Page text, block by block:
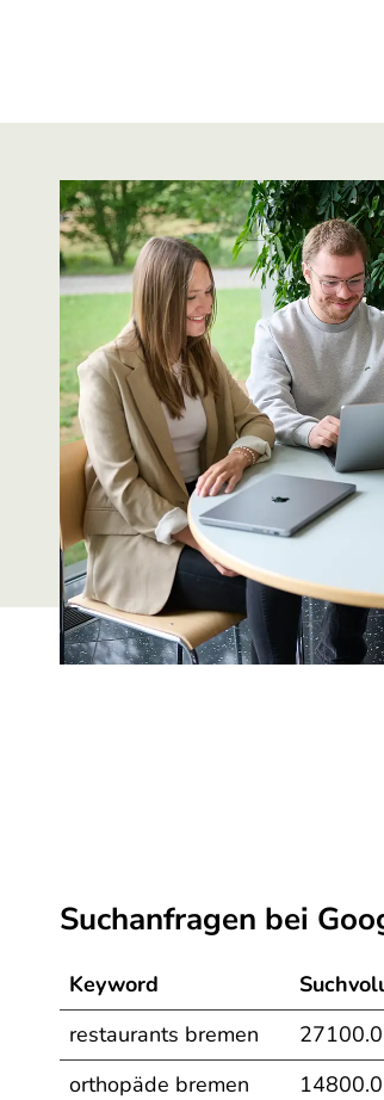
Suchanfragen bei
Keyword
restaurants bremen
27100.0
orthopäde bremen
14800.0